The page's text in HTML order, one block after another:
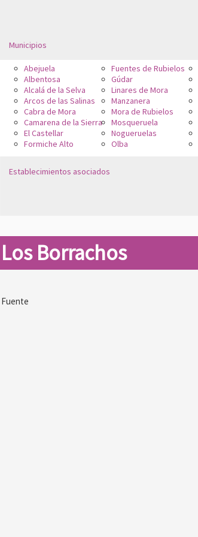
Municipios
Abejuela
Albentosa
Alcalá de la Selva
Arcos de las Salinas
Cabra de Mora
Camarena de la Sierra
El Castellar
Formiche Alto
Fuentes de Rubielos
Gúdar
Linares de Mora
Manzanera
Mora de Rubielos
Mosqueruela
Nogueruelas
Olba
Establecimientos asociados
Los Borrachos
Fuente